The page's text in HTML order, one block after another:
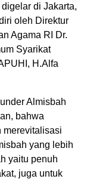
di Jakarta,
oleh Direktur
Agama RI Dr.
Syarikat
H.Alfa
Almisbah
bahwa
merevitalisasi
yang lebih
yaitu penuh
juga untuk